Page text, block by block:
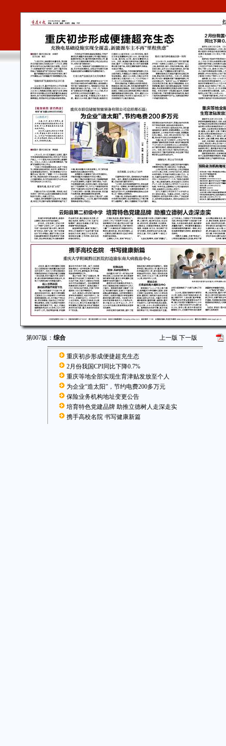
第007版： 综合 上一版 下一版
重庆初步形成便捷超充生态
2月份我国CPI同比下降0.7%
重庆等地全部实现生育津贴发放至个人
为企业“造太阳”，节约电费200多万元
保险业务机构地址变更公告
培育特色党建品牌 助推立德树人走深走实
携手高校名院 书写健康新篇